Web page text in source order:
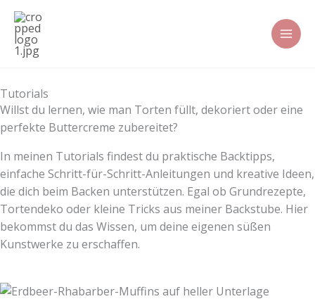
Zum
Inhalt
springen
Tutorials
Willst du lernen, wie man Torten füllt, dekoriert oder eine
perfekte Buttercreme zubereitet?
In meinen Tutorials findest du praktische Backtipps,
einfache Schritt-für-Schritt-Anleitungen und kreative Ideen,
die dich beim Backen unterstützen. Egal ob Grundrezepte,
Tortendeko oder kleine Tricks aus meiner Backstube. Hier
bekommst du das Wissen, um deine eigenen süßen
Kunstwerke zu erschaffen.